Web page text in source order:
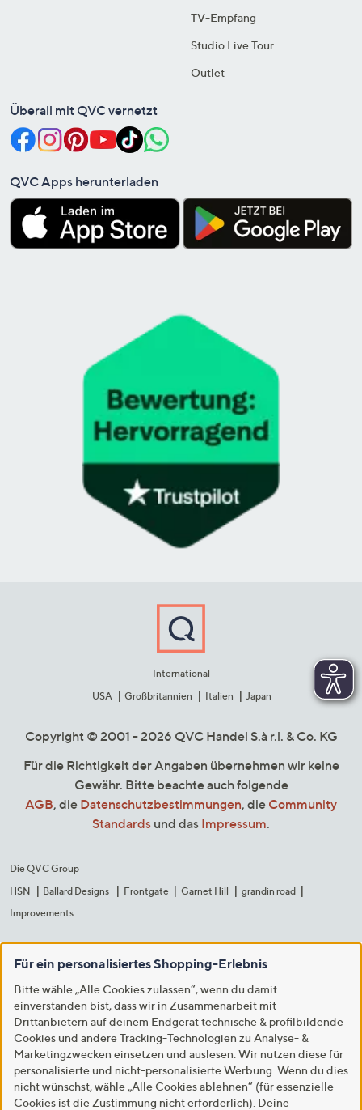
TV-Empfang
Studio Live Tour
Outlet
Überall mit QVC vernetzt
QVC Apps herunterladen
International
USA
Großbritannien Italien Japan
Copyright © 2001 - 2026 QVC Handel S.à r.l. & Co. KG
Für die Richtigkeit der Angaben übernehmen wir keine
Gewähr. Bitte beachte auch folgende
AGB, die Datenschutzbestimmungen, die Community
Standards und das Impressum.
Die QVC Group
HSN
Ballard Designs Frontgate Garnet Hill
grandin road
Improvements
Für ein personalisiertes Shopping-Erlebnis
Bitte wähle „Alle Cookies zulassen“, wenn du damit
einverstanden bist, dass wir in Zusammenarbeit mit
Drittanbietern auf deinem Endgerät technische & profilbildende
Cookies und andere Tracking-Technologien zu Analyse- &
Marketingzwecken einsetzen und auslesen. Wir nutzen diese für
personalisierte und nicht-personalisierte Werbung. Wenn du dies
nicht wünschst, wähle „Alle Cookies ablehnen“ (für essenzielle
Cookies ist die Zustimmung nicht erforderlich). Deine